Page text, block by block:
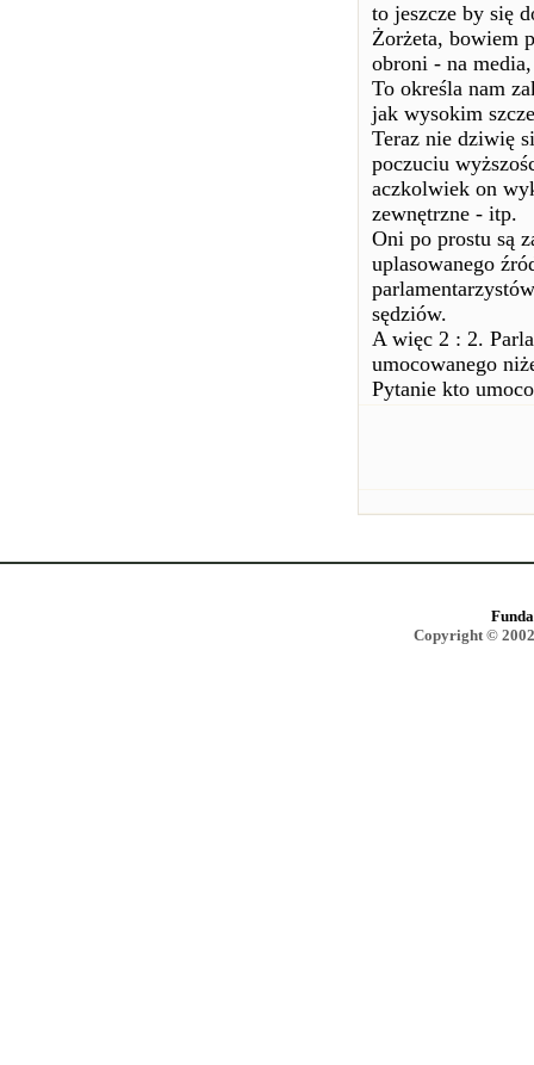
to jeszcze by się
Żorżeta, bowiem
obroni - na
To określa nam
jak wysokim
Teraz nie dziwię
poczuciu
aczkolwiek on
zewnętrzne - itp.
Oni po prostu są
uplasowanego
sędziów.
A więc 2 : 2.
umocowanego
Pytanie kto
Copyright ©